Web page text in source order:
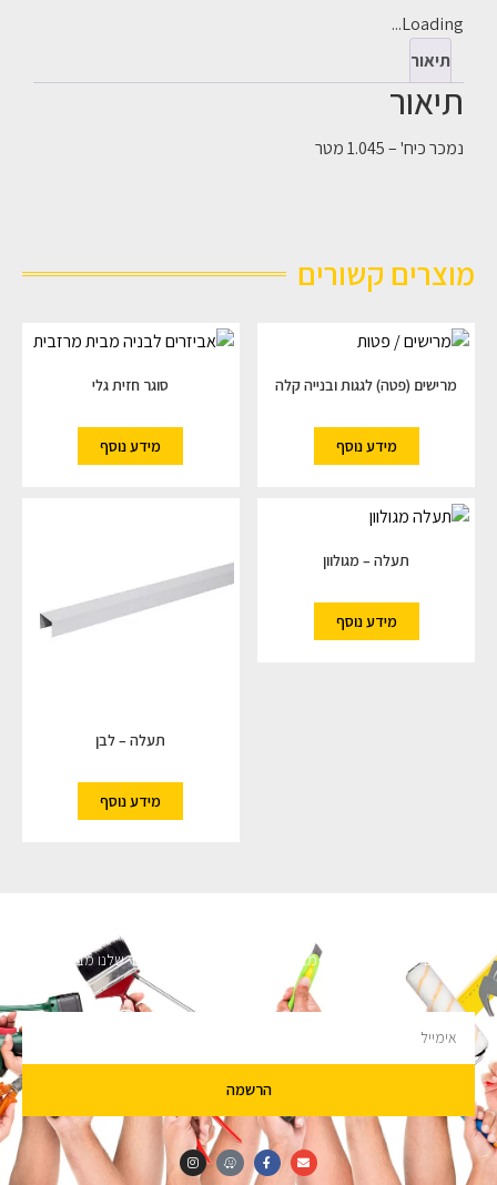
Loading...
תיאור
תיאור
נמכר כיח' – 1.045 מטר
מוצרים קשורים
מרישים (פטה) לגגות ובנייה קלה
מידע נוסף
סוגר חזית גלי
מידע נוסף
תעלה – מגולוון
מידע נוסף
תעלה – לבן
מידע נוסף
השארו מעודכנים
מעוניינים לקבל עדכונים על מבצעים והנחות הירשמו לניוזלטר שלנו מבטיחים לא
הרשמה